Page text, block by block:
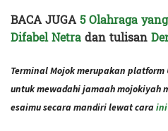
BACA JUGA5 Olahraga
Difabel Netradan tulisan
Terminal Mojok merupakan platform
untuk mewadahi jamaah mojokiyah
esaimu secara mandiri lewat caraini